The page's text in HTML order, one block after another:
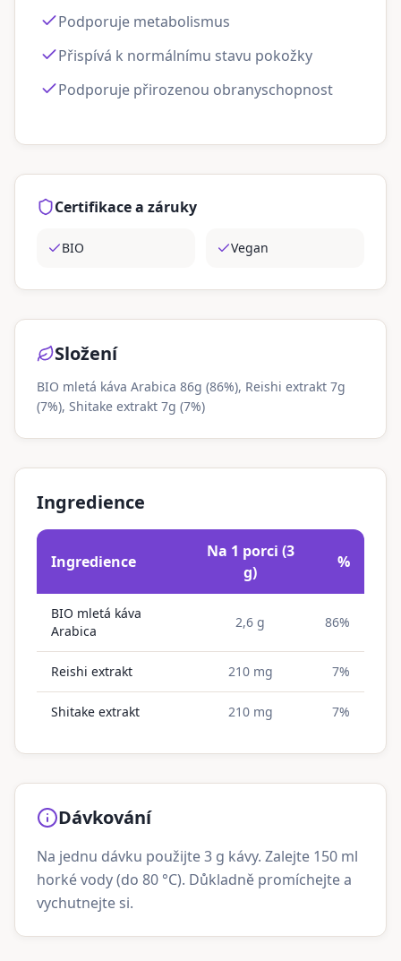
Podporuje metabolismus
Přispívá k normálnímu stavu pokožky
Podporuje přirozenou obranyschopnost
Certifikace a záruky
BIO Vegan
Složení
BIO mletá káva Arabica 86g (86%), Reishi extrakt 7g
(7%), Shitake extrakt 7g (7%)
Ingredience
Ingredience
Na 1 porci (3
g)
%
BIO mletá káva
Arabica
2,6 g 86%
Reishi extrakt 210 mg 7%
Shitake extrakt 210 mg 7%
Dávkování
Na jednu dávku použijte 3 g kávy. Zalejte 150 ml
horké vody (do 80 °C). Důkladně promíchejte a
vychutnejte si.